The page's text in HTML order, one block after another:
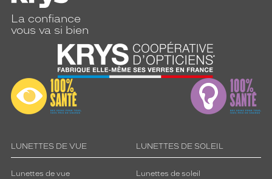
La confiance
vous va si bien
LUNETTES DE VUE
Lunettes de vue
LUNETTES DE SOLEIL
Lunettes de soleil